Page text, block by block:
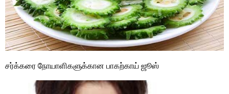
சர்க்கரை நோயாளிகளுக்கான பாகற்காய் ஜூஸ்